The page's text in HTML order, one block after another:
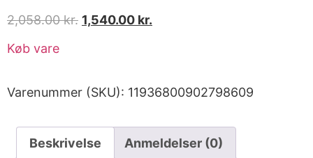
2,058.00kr. 1,540.00 kr.
Køb vare
Varenummer (SKU): 11936800902798609
Beskrivelse Anmeldelser (0)